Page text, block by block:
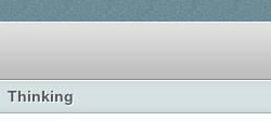
Thinking